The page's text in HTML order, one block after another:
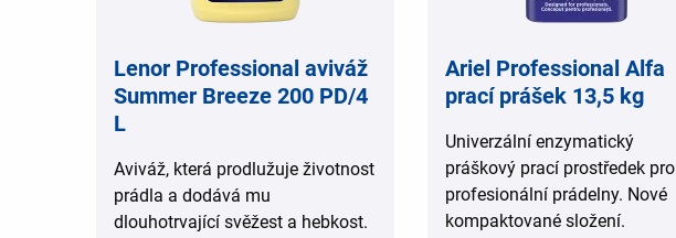
Lenor Professional aviváž
Summer Breeze 200 PD/4
L
Aviváž, která prodlužuje životnost
prádla a dodává mu
dlouhotrvající svěžest a hebkost.
Ariel Professional Alfa
prací prášek 13,5 kg
Univerzální enzymatický
práškový prací prostředek pro
profesionální prádelny. Nové
kompaktované složení.